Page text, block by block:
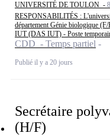
UNIVERSITÉ DE TOULON -
RESPONSABILITÉS :
département Génie biologique
IUT (DAS IUT) - Poste
CDD - Temps partiel
Publié il y a 20 jours
Secrétaire
(H/F)